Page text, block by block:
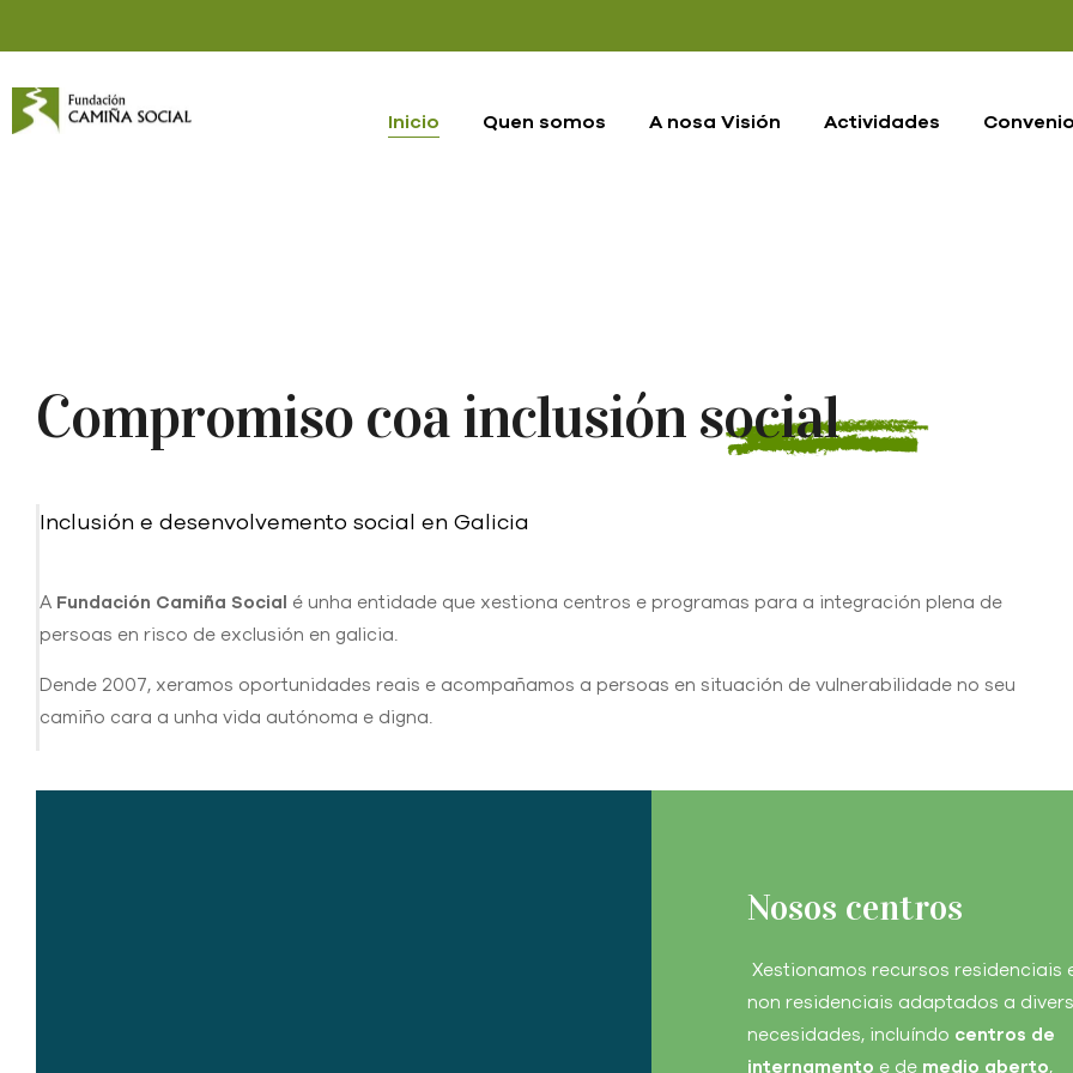
Inicio Quen somos A nosa Visión Actividades
Compromiso coa inclusión social
Inclusión e desenvolvemento social en Galicia
A Fundación Camiña Social é unha entidade que xestiona centros e programas para a integración plena de
persoas en risco de exclusión en galicia.
Dende 2007, xeramos oportunidades reais e acompañamos a persoas en situación de vulnerabilidade no seu
camiño cara a unha vida autónoma e digna.
Nosos centros
Xestionamos recursos residenciais
non residenciais adaptados a
necesidades, incluíndo centros de
internamento e de medio aberto,